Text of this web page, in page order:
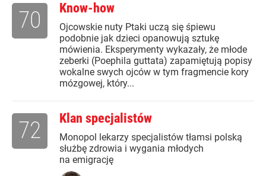
Know-how
Ojcowskie nuty Ptaki uczą się śpiewu
podobnie jak dzieci opanowują sztukę
mówienia. Eksperymenty wykazały, że młode
zeberki (Poephila guttata) zapamiętują popisy
wokalne swych ojców w tym fragmencie kory
mózgowej, który...
70
Klan specjalistów
Monopol lekarzy specjalistów tłamsi polską
służbę zdrowia i wygania młodych
na emigrację
72